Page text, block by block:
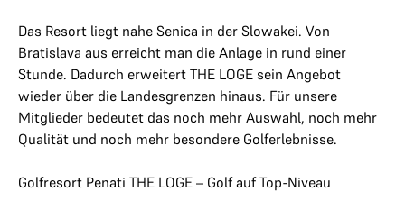
Das Resort liegt nahe Senica in der Slowakei. Von
Bratislava aus erreicht man die Anlage in rund einer
Stunde. Dadurch erweitert THE LOGE sein Angebot
wieder über die Landesgrenzen hinaus. Für unsere
Mitglieder bedeutet das noch mehr Auswahl, noch mehr
Qualität und noch mehr besondere Golferlebnisse.
Golfresort Penati THE LOGE – Golf auf Top-Niveau